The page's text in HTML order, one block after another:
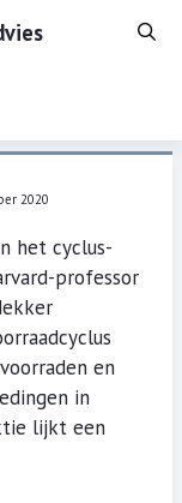
2020
het cyclus-
professor
en
in
lijkt een